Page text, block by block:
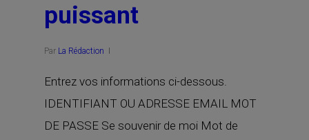
puissant
Par La Rédaction
Entrez vos informations ci-dessous.
IDENTIFIANT OU ADRESSE EMAIL MOT
DE PASSE Se souvenir de moi Mot de